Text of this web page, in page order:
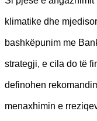
klimatike dhe
bashkëpunim me
strategji, e cila do të
definohen
menaxhimin e